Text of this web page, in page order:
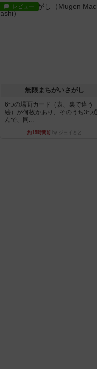
レビュー
無限まちがいさがし
6つの場面カード（表、裏で違う
絵）が何枚かあり、そのうち3つ
んで、同...
約15時間前by ジェイとと